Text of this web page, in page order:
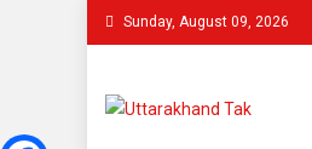
Skip
to
Sunday, August 09, 2026